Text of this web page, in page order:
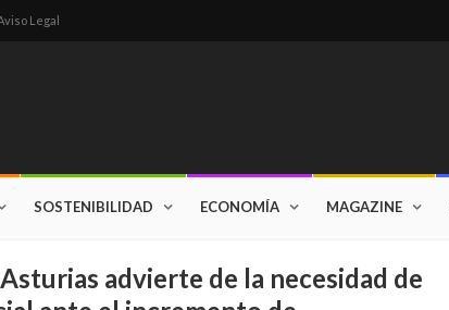
Legal
SOSTENIBILIDAD ECONOMÍA MAGAZINE
advierte de la necesidad de